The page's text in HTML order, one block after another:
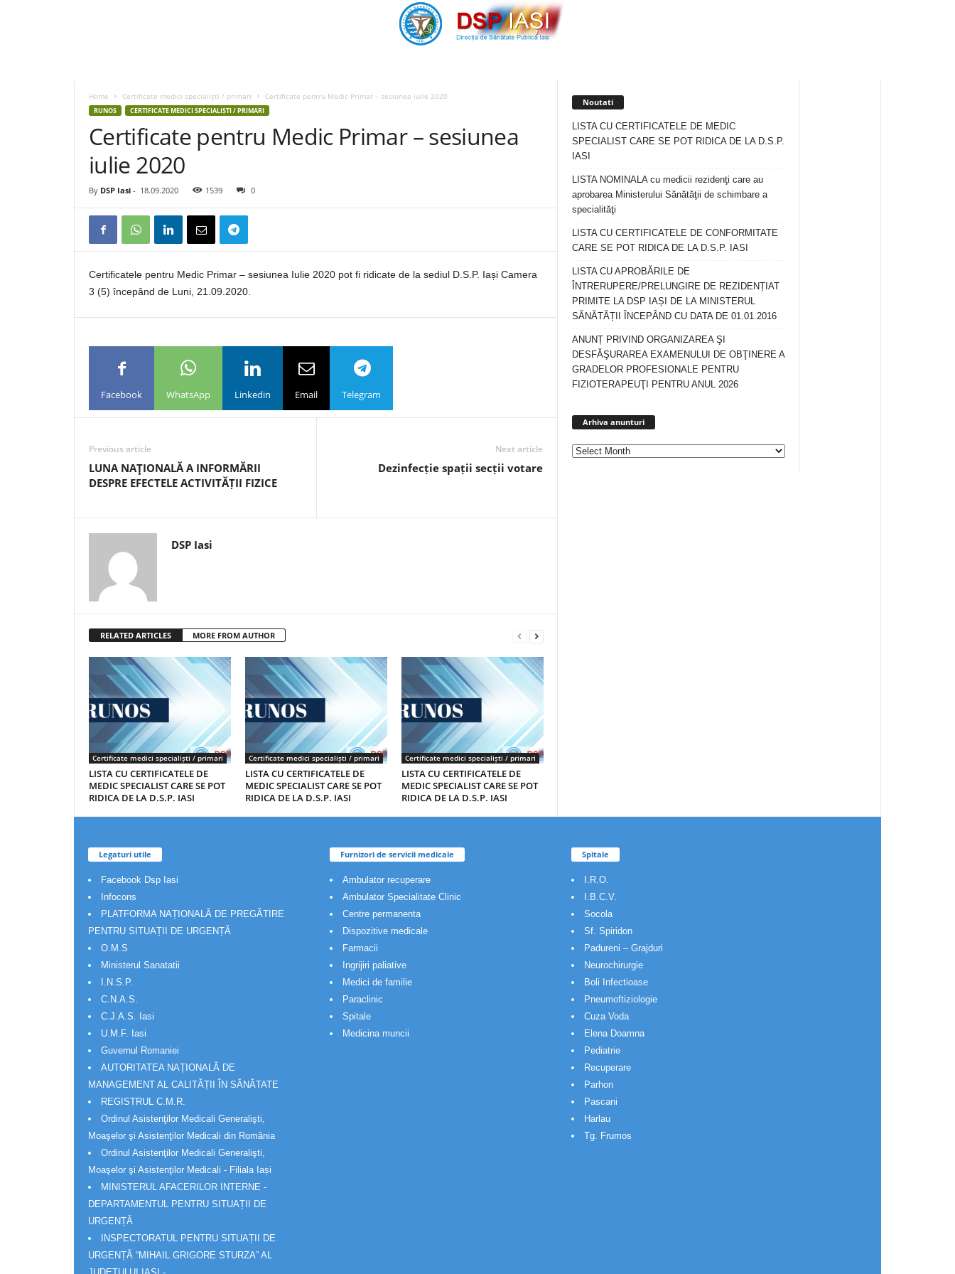
P
Home Certificate medici specialiști / primari Certificate pentru Medic Primar – sesiunea iulie 2020
RUNOS CERTIFICATE MEDICI SPECIALIȘTI / PRIMARI
Certificate pentru Medic Primar – sesiunea
iulie 2020
By DSP Iasi - 18.09.2020 1539 0
Certificatele pentru Medic Primar – sesiunea Iulie 2020 pot fi ridicate de la sediul D.S.P. Iași Camera
3 (5) începând de Luni, 21.09.2020.
Facebook WhatsApp Linkedin Email Telegram
Previous article
LUNA NAŢIONALĂ A INFORMĂRII
DESPRE EFECTELE ACTIVITĂȚII FIZICE
Next article
Dezinfecție spații secții votare
DSP Iasi
RELATED ARTICLES MORE FROM AUTHOR
Certificate medici specialiști / primari
LISTA CU CERTIFICATELE DE
MEDIC SPECIALIST CARE SE POT
RIDICA DE LA D.S.P. IASI
Certificate medici specialiști / primari
LISTA CU CERTIFICATELE DE
MEDIC SPECIALIST CARE SE POT
RIDICA DE LA D.S.P. IASI
Certificate medici specialiști / primari
LISTA CU CERTIFICATELE DE
MEDIC SPECIALIST CARE SE POT
RIDICA DE LA D.S.P. IASI
Noutati
LISTA CU CERTIFICATELE DE MEDIC
SPECIALIST CARE SE POT RIDICA DE LA D.S.P.
IASI
LISTA NOMINALA cu medicii rezidenţi care au
aprobarea Ministerului Sănătăţii de schimbare a
specialităţi
LISTA CU CERTIFICATELE DE CONFORMITATE
CARE SE POT RIDICA DE LA D.S.P. IASI
LISTA CU APROBĂRILE DE
ÎNTRERUPERE/PRELUNGIRE DE REZIDENȚIAT
PRIMITE LA DSP IAȘI DE LA MINISTERUL
SĂNĂTĂȚII ÎNCEPÂND CU DATA DE 01.01.2016
ANUNȚ PRIVIND ORGANIZAREA ŞI
DESFĂŞURAREA EXAMENULUI DE OBŢINERE A
GRADELOR PROFESIONALE PENTRU
FIZIOTERAPEUŢI PENTRU ANUL 2026
Arhiva anunturi
Legaturi utile
Facebook Dsp Iasi
Infocons
PLATFORMA NAȚIONALĂ DE PREGĂTIRE
PENTRU SITUAȚII DE URGENȚĂ
O.M.S
Ministerul Sanatatii
I.N.S.P.
C.N.A.S.
C.J.A.S. Iasi
U.M.F. Iasi
Guvernul Romaniei
AUTORITATEA NAȚIONALĂ DE
MANAGEMENT AL CALITĂȚII ÎN SĂNĂTATE
REGISTRUL C.M.R.
Ordinul Asistenţilor Medicali Generalişti,
Moaşelor şi Asistenţilor Medicali din România
Ordinul Asistenţilor Medicali Generalişti,
Moaşelor şi Asistenţilor Medicali - Filiala Iași
MINISTERUL AFACERILOR INTERNE -
DEPARTAMENTUL PENTRU SITUAȚII DE
URGENȚĂ
INSPECTORATUL PENTRU SITUAȚII DE
URGENȚĂ “MIHAIL GRIGORE STURZA” AL
Furnizori de servicii medicale
Ambulator recuperare
Ambulator Specialitate Clinic
Centre permanenta
Dispozitive medicale
Farmacii
Ingrijiri paliative
Medici de familie
Paraclinic
Spitale
Medicina muncii
Spitale
I.R.O.
I.B.C.V.
Socola
Sf. Spiridon
Padureni – Grajduri
Neurochirurgie
Boli Infectioase
Pneumoftiziologie
Cuza Voda
Elena Doamna
Pediatrie
Recuperare
Parhon
Pascani
Harlau
Tg. Frumos